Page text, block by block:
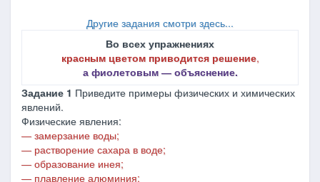
Другие задания смотри здесь...
Во всех упражнениях
красным цветом приводится решение,
а фиолетовым ― объяснение.
Задание 1 Приведите примеры физических и химических
явлений.
Физические явления:
― замерзание воды;
― растворение сахара в воде;
― образование инея;
― плавление алюминия;